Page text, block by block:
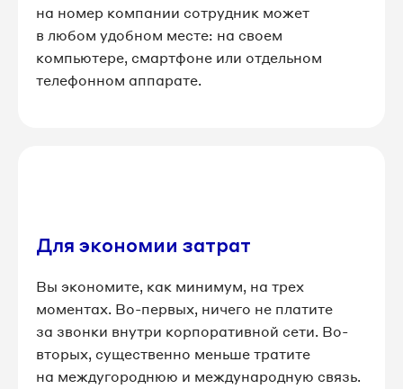
8 812 509-82-31
8 812 509-82-33
8 812 509-82-48
8 812 509-82-52
на номер компании сотрудник может
в любом удобном месте: на своем
компьютере, смартфоне или отдельном
телефонном аппарате.
Для экономии затрат
Вы экономите, как минимум, на трех
моментах. Во-первых, ничего не платите
за звонки внутри корпоративной сети. Во-
вторых, существенно меньше тратите
на междугороднюю и международную связь.